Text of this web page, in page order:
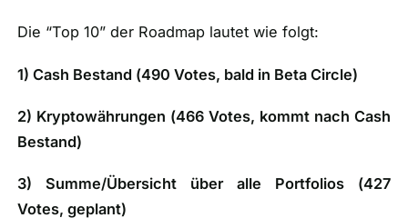
Die “Top 10” der Roadmap lautet wie folgt:
1) Cash Bestand (490 Votes, bald in Beta Circle)
2) Kryptowährungen (466 Votes, kommt nach Cash
Bestand)
3) Summe/Übersicht über alle Portfolios (427
Votes, geplant)